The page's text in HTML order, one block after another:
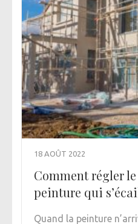
18 AOÛT 2022
Comment régler
peinture qui
Quand la peinture